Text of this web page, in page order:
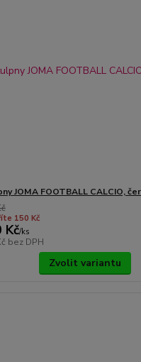
JOMA FOOTBALL CALCIO,
150 Kč
Kč/ks
bez DPH
Zvolit variantu